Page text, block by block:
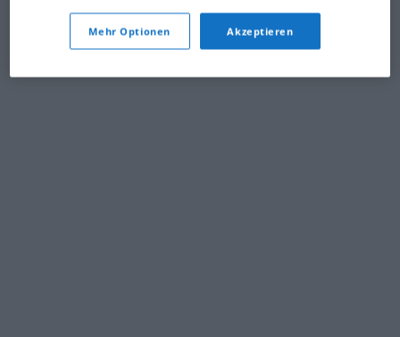
Mehr Optionen Akzeptieren